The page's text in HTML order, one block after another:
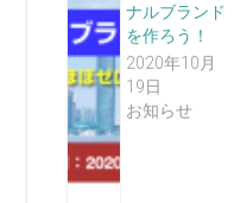
ナルブランド
を作ろう！
2020年10月
19日
お知らせ